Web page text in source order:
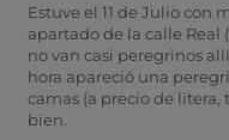
Estuve el 11 de Julio con
apartado de la calle Real
no van casi peregrinos
hora apareció una
camas (a precio de litera,
bien.